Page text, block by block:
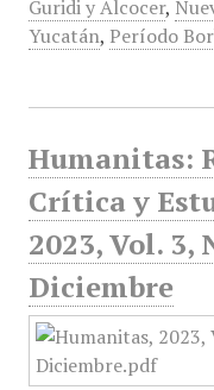
Guridi y Alcocer,
Yucatán, Período
Humanitas:
Crítica y
2023, Vol. 3,
Diciembre